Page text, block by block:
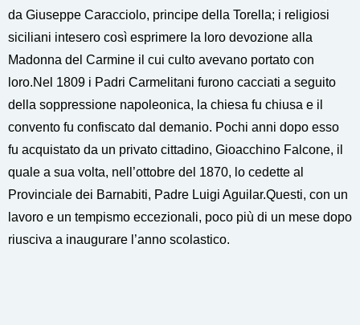
da Giuseppe Caracciolo, principe della Torella; i religiosi
siciliani intesero così esprimere la loro devozione alla
Madonna del Carmine il cui culto avevano portato con
loro.Nel 1809 i Padri Carmelitani furono cacciati a seguito
della soppressione napoleonica, la chiesa fu chiusa e il
convento fu confiscato dal demanio. Pochi anni dopo esso
fu acquistato da un privato cittadino, Gioacchino Falcone, il
quale a sua volta, nell’ottobre del 1870, lo cedette al
Provinciale dei Barnabiti, Padre Luigi Aguilar.Questi, con un
lavoro e un tempismo eccezionali, poco più di un mese dopo
riusciva a inaugurare l’anno scolastico.